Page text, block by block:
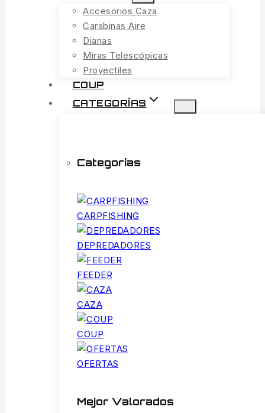
Accesorios Caza
Carabinas Aire
Dianas
Miras Telescópicas
Proyectiles
COUP
CATEGORÍAS
Categorías
CARPFISHING
DEPREDADORES
FEEDER
CAZA
COUP
OFERTAS
Mejor Valorados